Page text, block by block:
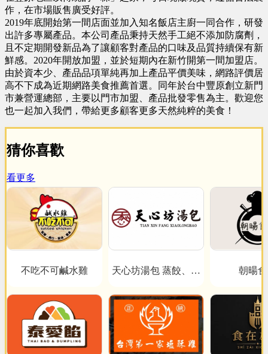
作，在市場販售廣受好評。
2019年底開始第一間店面並加入知名飯店主廚一同合作，研發
出許多專屬產品。本公司產品秉持天然手工絕不添加防腐劑，
且不定期開發新品為了讓顧客對產品的口味及品質持續保有新
鮮感。2020年開放加盟，並於短期內在新竹開第一間加盟店。
由於資本少、產品品項單純再加上產品平價美味，網路評價居
高不下成為近期網路美食推薦首選。同年於台中豐原創立新門
市兼營運總部，主要以門市加盟、產品批發零售為主。歡迎您
也一起加入我們，帶給更多顧客更多天然純粹的美食！
猜你喜歡
看更多
不吃不可鹹水雞
天心坊湯包 蒸餃、鍋
圓
朝暘